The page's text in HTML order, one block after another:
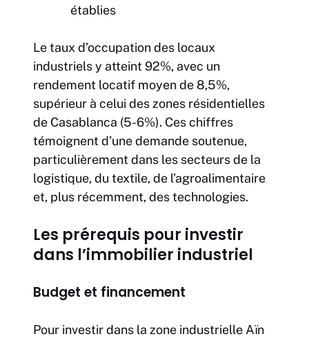
établies
Le taux d’occupation des locaux
industriels y atteint 92%, avec un
rendement locatif moyen de 8,5%,
supérieur à celui des zones résidentielles
de Casablanca (5-6%). Ces chiffres
témoignent d’une demande soutenue,
particulièrement dans les secteurs de la
logistique, du textile, de l’agroalimentaire
et, plus récemment, des technologies.
Les prérequis pour investir
dans l’immobilier industriel
Budget et financement
Pour investir dans la zone industrielle Aïn